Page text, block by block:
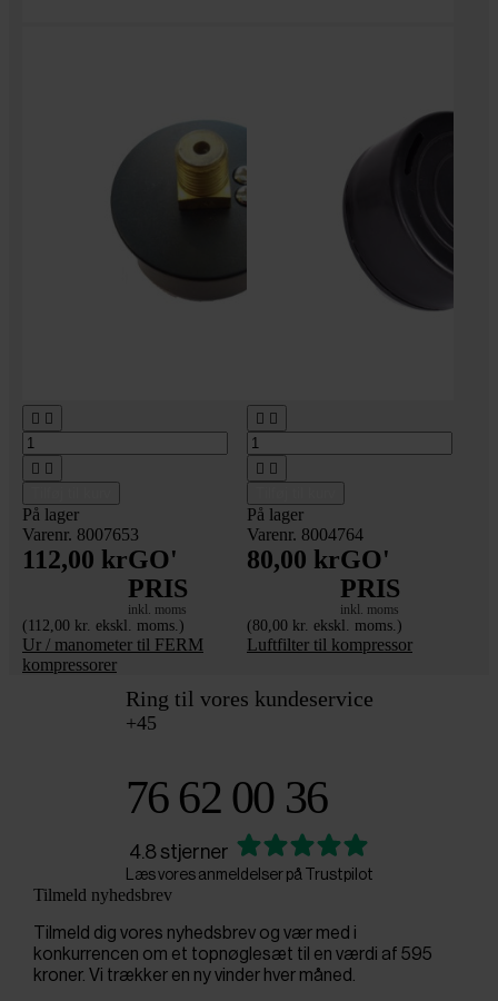
 
 
På lager
Varenr. 8007653
112,00 krGO'
PRIS
inkl. moms
(112,00 kr. ekskl. moms.)
Ur / manometer til FERM
kompressorer
 
 
På lager
Varenr. 8004764
80,00 krGO'
PRIS
inkl. moms
(80,00 kr. ekskl. moms.)
Luftfilter til kompressor
Ring til vores kundeservice
+45
76 62 00 36
4.8 stjerner
Læs vores anmeldelser på Trustpilot
Tilmeld nyhedsbrev
Tilmeld dig vores nyhedsbrev og vær med i
konkurrencen om et topnøglesæt til en værdi af 595
kroner. Vi trækker en ny vinder hver måned.